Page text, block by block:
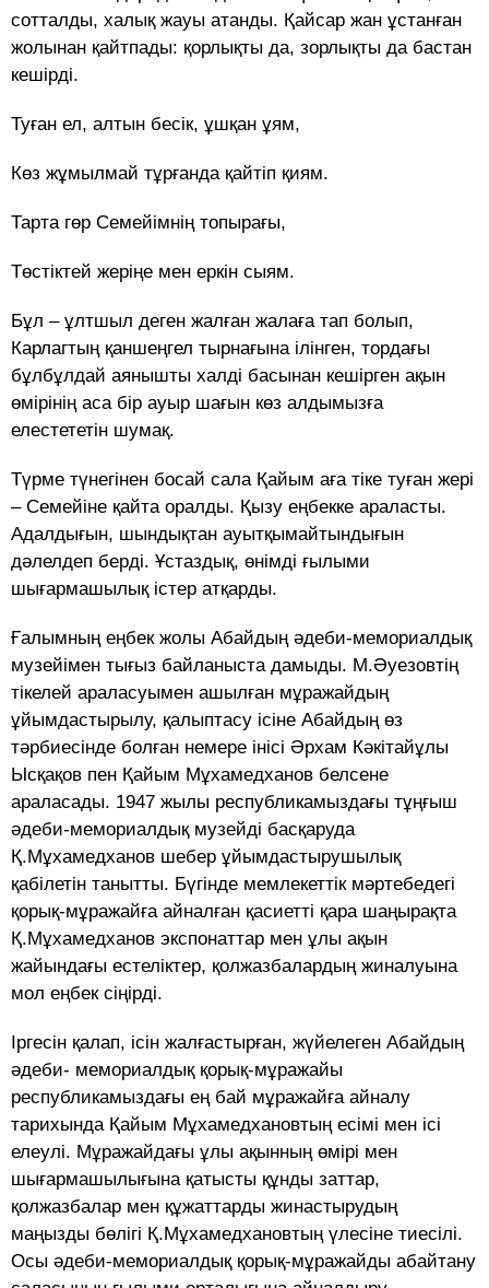
сотталды, халық жауы атанды. Қайсар жан ұстанған
жолынан қайтпады: қорлықты да, зорлықты да бастан
кешірді.
Туған ел, алтын бесік, ұшқан ұям,
Көз жұмылмай тұрғанда қайтіп қиям.
Тарта гөр Семейімнің топырағы,
Төстіктей жеріңе мен еркін сыям.
Бұл – ұлтшыл деген жалған жалаға тап болып,
Карлагтың қаншеңгел тырнағына ілінген, тордағы
бұлбұлдай аянышты халді басынан кешірген ақын
өмірінің аса бір ауыр шағын көз алдымызға
елестететін шумақ.
Түрме түнегінен босай сала Қайым аға тіке туған жері
– Семейіне қайта оралды. Қызу еңбекке араласты.
Адалдығын, шындықтан ауытқымайтындығын
дәлелдеп берді. Ұстаздық, өнімді ғылыми
шығармашылық істер атқарды.
Ғалымның еңбек жолы Абайдың әдеби-мемориалдық
музейімен тығыз байланыста дамыды. М.Әуезовтің
тікелей араласуымен ашылған мұражайдың
ұйымдастырылу, қалыптасу ісіне Абайдың өз
тәрбиесінде болған немере інісі Әрхам Кәкітайұлы
Ысқақов пен Қайым Мұхамедханов белсене
араласады. 1947 жылы республикамыздағы тұңғыш
әдеби-мемориалдық музейді басқаруда
Қ.Мұхамедханов шебер ұйымдастырушылық
қабілетін танытты. Бүгінде мемлекеттік мәртебедегі
қорық-мұражайға айналған қасиетті қара шаңырақта
Қ.Мұхамедханов экспонаттар мен ұлы ақын
жайындағы естеліктер, қолжазбалардың жиналуына
мол еңбек сіңірді.
Іргесін қалап, ісін жалғастырған, жүйелеген Абайдың
әдеби- мемориалдық қорық-мұражайы
республикамыздағы ең бай мұражайға айналу
тарихында Қайым Мұхамедхановтың есімі мен ісі
елеулі. Мұражайдағы ұлы ақынның өмірі мен
шығармашылығына қатысты құнды заттар,
қолжазбалар мен құжаттарды жинастырудың
маңызды бөлігі Қ.Мұхамедхановтың үлесіне тиесілі.
Осы әдеби-мемориалдық қорық-мұражайды абайтану